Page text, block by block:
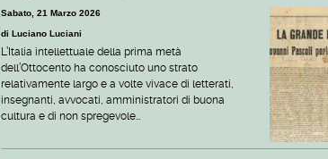
Sabato, 21 Marzo 2026
di Luciano Luciani
L’Italia intellettuale della prima metà
dell’Ottocento ha conosciuto uno strato
relativamente largo e a volte vivace di letterati,
insegnanti, avvocati, amministratori di buona
cultura e di non spregevole…